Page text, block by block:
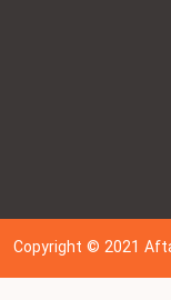
Copyright © 202 1